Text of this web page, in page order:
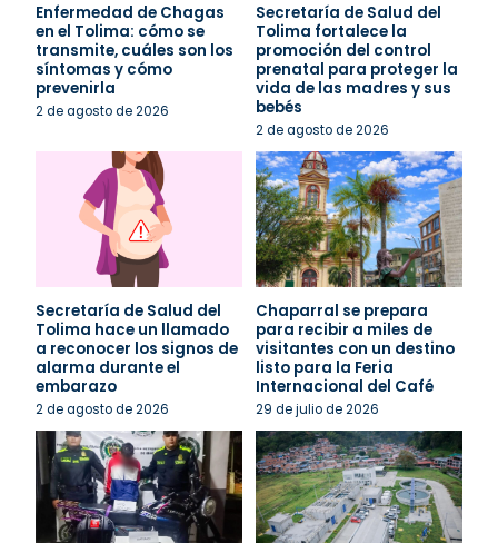
Enfermedad de Chagas
en el Tolima: cómo se
transmite, cuáles son los
síntomas y cómo
prevenirla
2 de agosto de 2026
Secretaría de Salud del
Tolima fortalece la
promoción del control
prenatal para proteger la
vida de las madres y sus
bebés
2 de agosto de 2026
Secretaría de Salud del
Tolima hace un llamado
a reconocer los signos de
alarma durante el
embarazo
2 de agosto de 2026
Chaparral se prepara
para recibir a miles de
visitantes con un destino
listo para la Feria
Internacional del Café
29 de julio de 2026